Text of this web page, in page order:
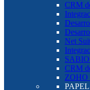
CRM
Net
CRM
ZOHO
PAPEL